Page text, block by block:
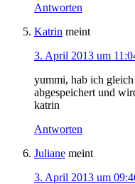
Antworten
Katrin meint
3. April 2013 um
yummi, hab ich
abgespeichert und
katrin
Antworten
Juliane meint
3. April 2013 um